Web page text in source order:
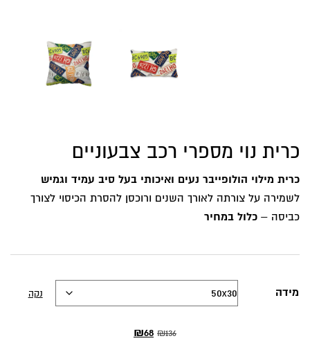
כרית נוי מספרי רכב צבעוניים
כרית מילוי הולופייבר נעים ואיכותי בעל סיב עמיד וגמיש
לשמירה על צורתה לאורך השנים ורוכסן להסרת הכיסוי לצורך
כביסה – כלול במחיר
מידה נקה
₪136
המחיר
₪68